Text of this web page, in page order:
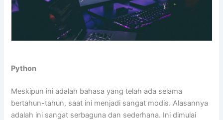
Python
Meskipun ini adalah bahasa yang telah ada selama
bertahun-tahun, saat ini menjadi sangat modis. Alasannya
adalah ini sangat serbaguna dan sederhana. Ini dimulai